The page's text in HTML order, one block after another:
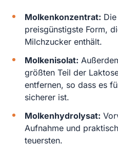
Molkenkonzentrat:
preisgünstigste Form,
Milchzucker enthält.
Molkenisolat:
größten Teil der
entfernen, so dass es
sicherer ist.
Molkenhydrolysat:
Aufnahme und
teuersten.